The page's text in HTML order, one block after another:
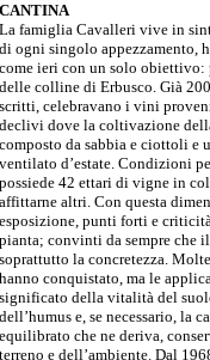
CANTINA
La famiglia Cavalleri vive in
di ogni singolo appezzamento,
come ieri con un solo obiettivo:
delle colline di Erbusco. Già
scritti, celebravano i vini
declivi dove la coltivazione
composto da sabbia e ciottoli e
ventilato d’estate. Condizioni
possiede 42 ettari di vigne in
affittarne altri. Con questa
esposizione, punti forti e
pianta; convinti da sempre che
soprattutto la concretezza.
hanno conquistato, ma le
significato della vitalità del
dell’humus e, se necessario, la
equilibrato che ne deriva,
terreno e dell’ambiente. Dal